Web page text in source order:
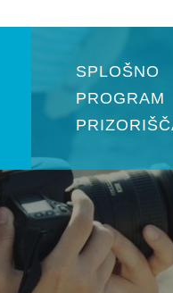
SPLOŠNO
PROGRAM